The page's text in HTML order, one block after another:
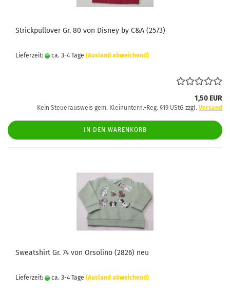
Strickpullover Gr. 80 von Disney by C&A (2573)
Lieferzeit: ca. 3-4 Tage (Ausland abweichend)
1,50 EUR
Kein Steuerausweis gem. Kleinuntern.-Reg. §19 UStG zzgl. Versand
IN DEN WARENKORB
Sweatshirt Gr. 74 von Orsolino (2826) neu
Lieferzeit: ca. 3-4 Tage (Ausland abweichend)